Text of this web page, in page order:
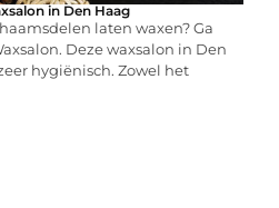
in Den Haag
laten waxen? Ga
Deze waxsalon in Den
hygiënisch. Zowel het